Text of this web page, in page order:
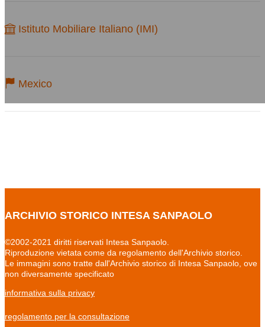
Istituto Mobiliare Italiano (IMI)
Mexico
ARCHIVIO STORICO INTESA SANPAOLO
©2002-2021 diritti riservati Intesa Sanpaolo.
Riproduzione vietata come da regolamento dell'Archivio storico.
Le immagini sono tratte dall'Archivio storico di Intesa Sanpaolo, ove
non diversamente specificato
informativa sulla privacy
regolamento per la consultazione